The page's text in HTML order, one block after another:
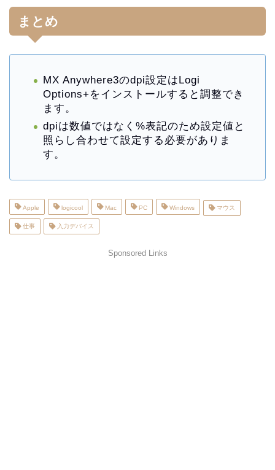
まとめ
MX Anywhere3のdpi設定はLogi
Options+をインストールすると調整でき
ます。
dpiは数値ではなく%表記のため設定値と
照らし合わせて設定する必要がありま
す。
Apple logicool Mac PC Windows マウス
仕事 入力デバイス
Sponsored Links